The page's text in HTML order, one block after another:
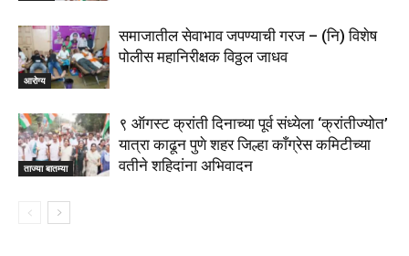
आरोग्य
समाजातील सेवाभाव जपण्याची गरज – (नि) विशेष
पोलीस महानिरीक्षक विठ्ठल जाधव
ताज्या बातम्या
९ ऑगस्ट क्रांती दिनाच्या पूर्व संध्येला ‘क्रांतीज्योत’
यात्रा काढून पुणे शहर जिल्हा काँग्रेस कमिटीच्या
वतीने शहिदांना अभिवादन